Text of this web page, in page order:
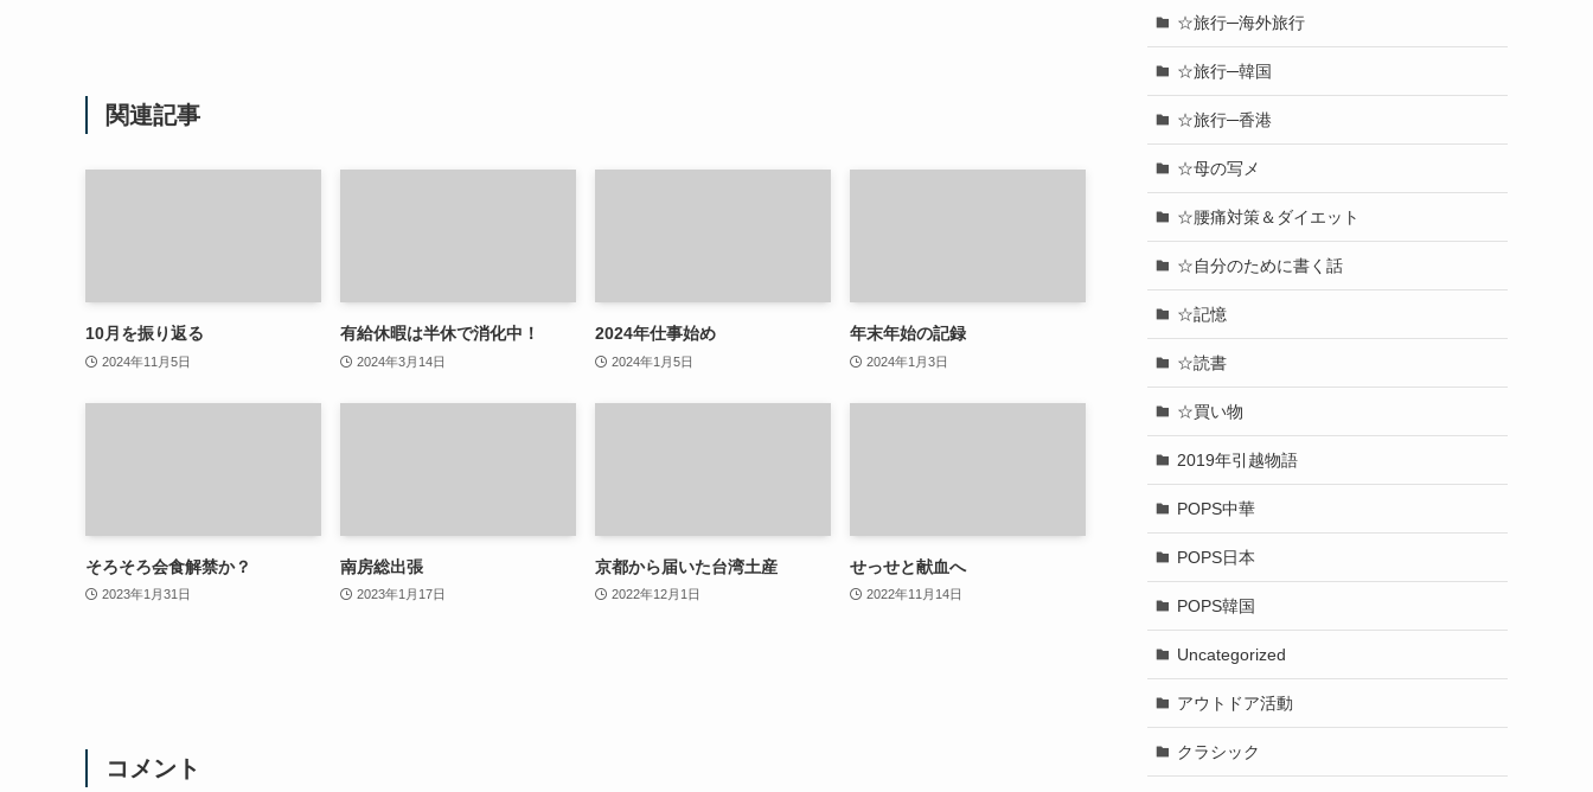
関連記事
10月を振り返る
2024年11月5日
有給休暇は半休で消化中！
2024年3月14日
2024年仕事始め
2024年1月5日
年末年始の記録
2024年1月3日
そろそろ会食解禁か？
2023年1月31日
南房総出張
2023年1月17日
京都から届いた台湾土産
2022年12月1日
せっせと献血へ
2022年11月14日
コメント
☆旅行─海外旅行
☆旅行─韓国
☆旅行─香港
☆母の写メ
☆腰痛対策＆ダイエット
☆自分のために書く話
☆記憶
☆読書
☆買い物
2019年引越物語
POPS中華
POPS日本
POPS韓国
Uncategorized
アウトドア活動
クラシック